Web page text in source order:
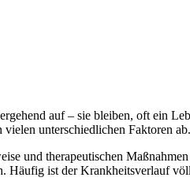
auf – sie bleiben, oft ein
vielen unterschiedlichen Faktoren ab.
und therapeutischen
Häufig ist der Krankheitsverlauf